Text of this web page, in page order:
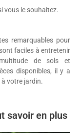
vous le souhaitez.
remarquables pour
faciles à entretenir
de sols et
disponibles, il y a
votre jardin.
savoir en plus